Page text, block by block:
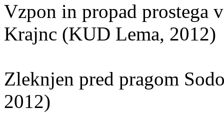
Vzpon in propad prostega
Krajnc (KUD Lema, 2012)
Zleknjen pred pragom
2012)